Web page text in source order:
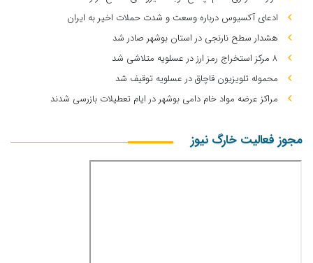
ادعای آکسیوس درباره وسعت و شدت حملات اخیر به ایران
هشدار سطح نارنجی در استان بوشهر صادر شد
۸ مرکز استخراج رمز ارز در عسلویه متلاشی شد
محموله تلویزیون قاچاق در عسلویه توقیف شد
مراکز عرضه مواد خام دامی بوشهر در ایام تعطیلات بازرسی شدند
مجوز فعالیت خارگ نیوز